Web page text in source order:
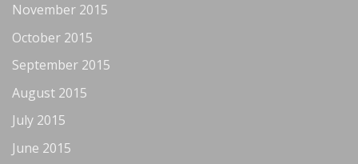
November 2015
October 2015
September 2015
August 2015
July 2015
June 2015